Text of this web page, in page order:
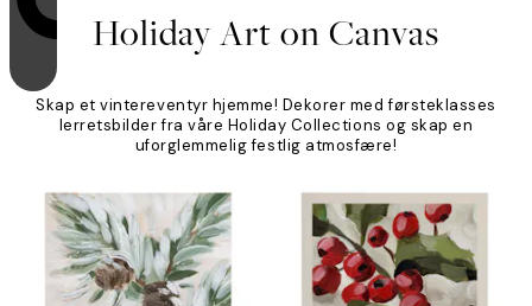
Holiday Art on Canvas
Skap et vintereventyr hjemme! Dekorer med førsteklasses
lerretsbilder fra våre Holiday Collections og skap en
uforglemmelig festlig atmosfære!